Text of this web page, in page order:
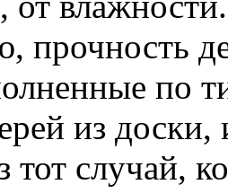
прочность
по
из доски,
тот случай,